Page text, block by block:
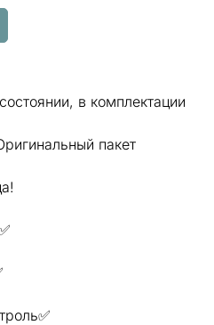
в комплектации
пакет